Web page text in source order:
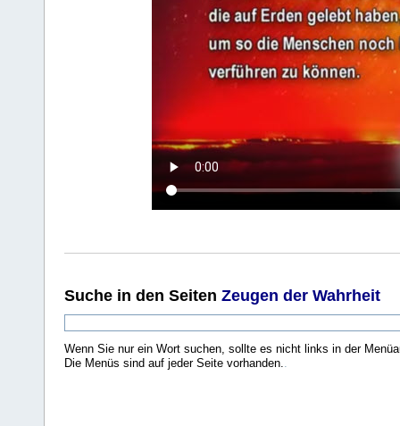
Suche in den Seiten Zeugen der Wahrheit
Wenn Sie nur ein Wort suchen, sollte es nicht links in der
Die Menüs sind auf jeder Seite vorhanden..